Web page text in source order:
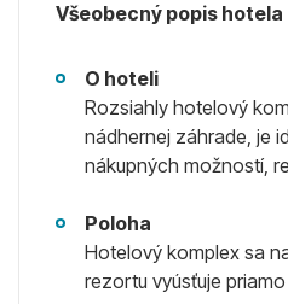
Všeobecný popis hotela
O hoteli
Rozsiahly hotelový
nádhernej záhrade, je
nákupných možností,
Poloha
Hotelový komplex sa
rezortu vyúsťuje